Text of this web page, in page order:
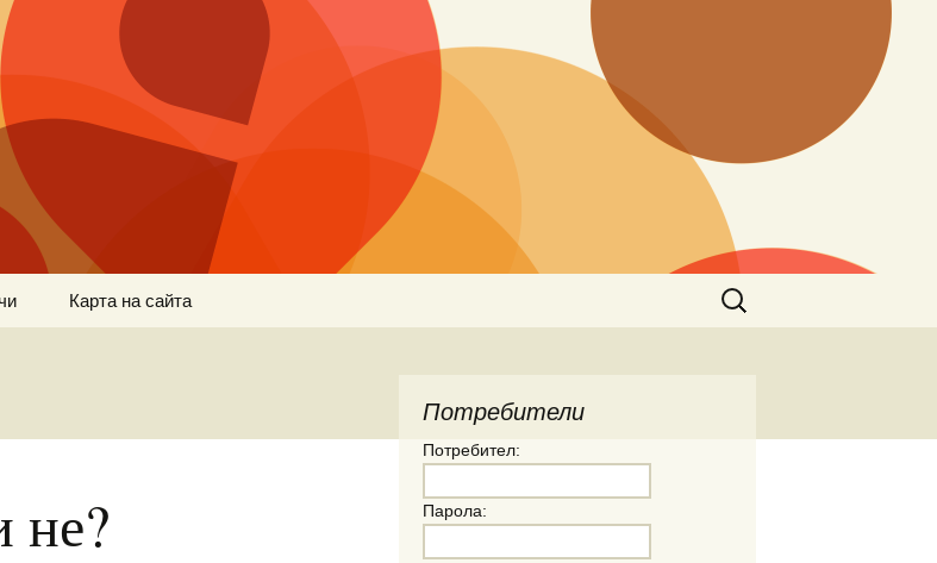
Карта на сайта
Търсене
за:
не?
Потребители
Потребител:
Парола: